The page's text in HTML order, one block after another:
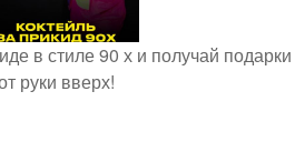
в стиле 90 х и получай подарки
руки вверх!